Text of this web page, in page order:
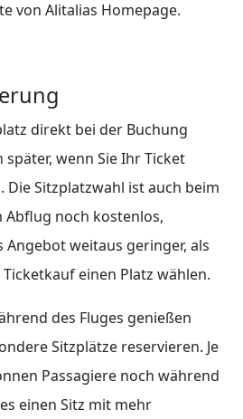
von Alitalias Homepage.
direkt bei der Buchung
wenn Sie Ihr Ticket
Sitzplatzwahl ist auch beim
Abflug noch kostenlos,
weitaus geringer, als
einen Platz wählen.
des Fluges genießen
Sitzplätze reservieren. Je
Passagiere noch während
einen Sitz mit mehr